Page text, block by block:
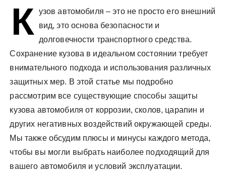
К узов автомобиля – это не просто его внешний
вид, это основа безопасности и
долговечности транспортного средства.
Сохранение кузова в идеальном состоянии требует
внимательного подхода и использования различных
защитных мер. В этой статье мы подробно
рассмотрим все существующие способы защиты
кузова автомобиля от коррозии, сколов, царапин и
других негативных воздействий окружающей среды.
Мы также обсудим плюсы и минусы каждого метода,
чтобы вы могли выбрать наиболее подходящий для
вашего автомобиля и условий эксплуатации.